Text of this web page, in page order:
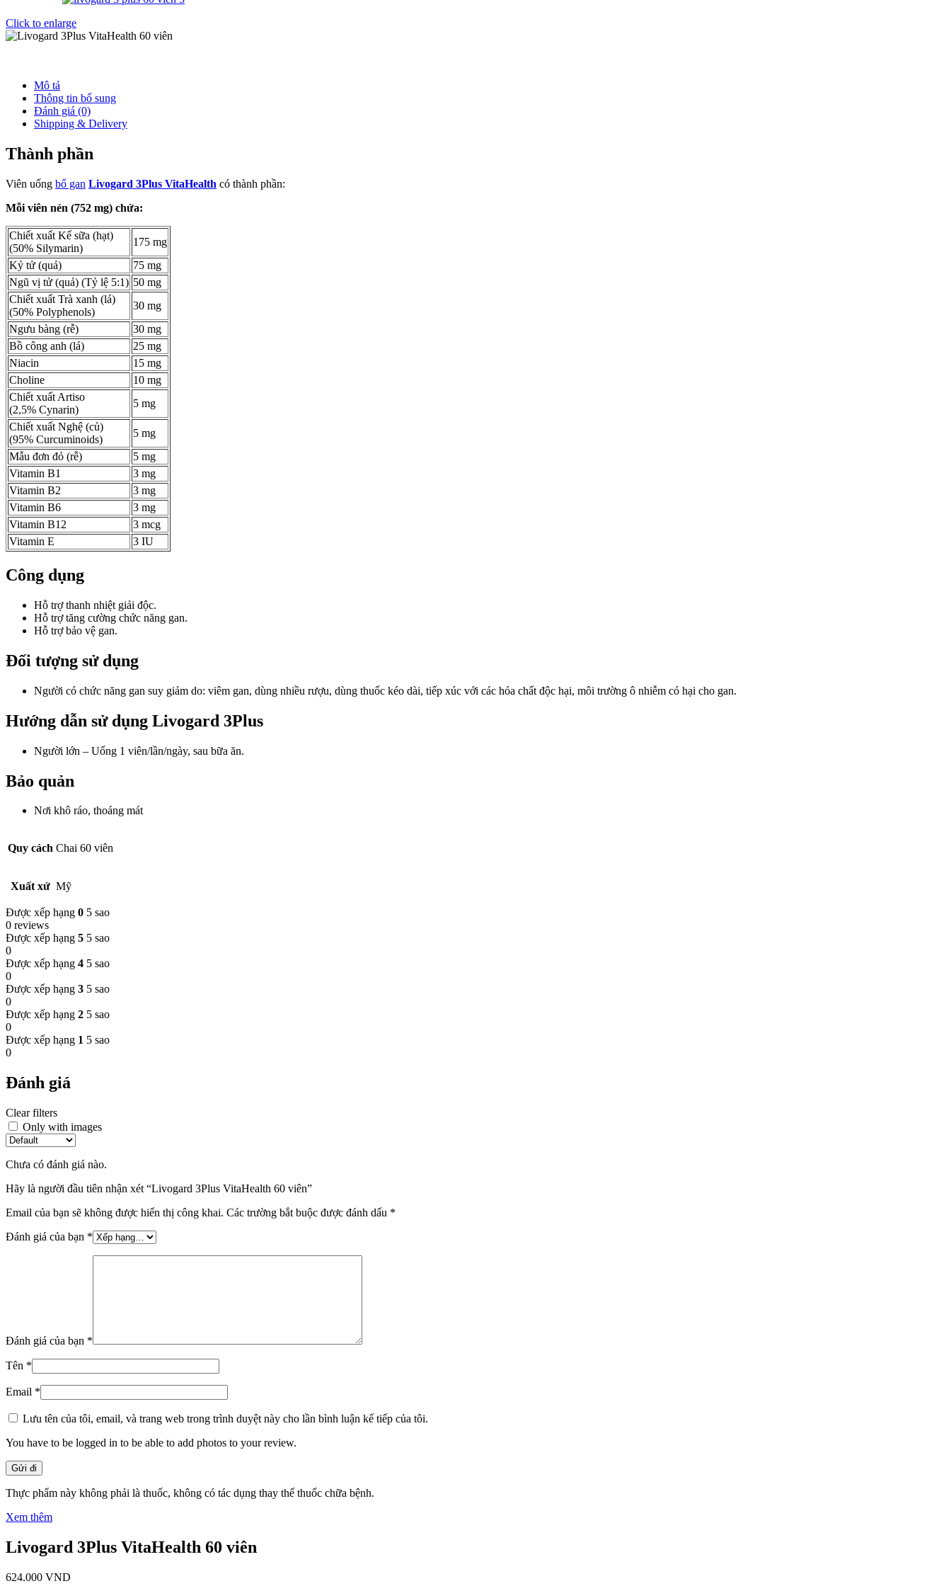
Click to enlarge
Mô tả
Thông tin bổ sung
Đánh giá (0)
Shipping & Delivery
Thành phần
Viên uống bổ gan Livogard 3Plus VitaHealth có thành phần:
Mỗi viên nén (752 mg) chứa:
Chiết xuất Kế sữa (hạt)
(50% Silymarin)
175 mg
Kỷ tử (quả)
75 mg
Ngũ vị tử (quả) (Tỷ lệ 5:1) 50 mg
Chiết xuất Trà xanh (lá)
(50% Polyphenols)
30 mg
Ngưu bàng (rễ)
30 mg
Bồ công anh (lá)
25 mg
Niacin
15 mg
Choline
10 mg
Chiết xuất Artiso
(2,5% Cynarin)
5 mg
Chiết xuất Nghệ (củ)
(95% Curcuminoids)
5 mg
M­ẫu đơn đỏ (rễ)
5 mg
Vitamin B1
3 mg
Vitamin B2
3 mg
Vitamin B6
3 mg
Vitamin B12
3 mcg
Vitamin E
3 IU
Công dụng
Hỗ trợ thanh nhiệt giải độc.
Hỗ trợ tăng cường chức năng gan.
Hỗ trợ bảo vệ gan.
Đối tượng sử dụng
Người có chức năng gan suy giảm do: viêm gan, dùng nhiều rượu, dùng thuốc kéo dài, tiếp xúc với các hóa chất độc hại, môi trường ô nhiễm có hại cho gan.
Hướng dẫn sử dụng Livogard 3Plus
Người lớn – Uống 1 viên/lần/ngày, sau bữa ăn.
Bảo quản
Nơi khô ráo, thoáng mát
Quy cách Chai 60 viên
Xuất xứ Mỹ
Được xếp hạng 0 5 sao
0 reviews
Được xếp hạng 5 5 sao
0
Được xếp hạng 4 5 sao
0
Được xếp hạng 3 5 sao
0
Được xếp hạng 2 5 sao
0
Được xếp hạng 1 5 sao
0
Đánh giá
Clear filters
Only with images
Chưa có đánh giá nào.
Hãy là người đầu tiên nhận xét “Livogard 3Plus VitaHealth 60 viên”
Email của bạn sẽ không được hiển thị công khai. Các trường bắt buộc được đánh dấu *
Đánh giá của bạn *
Đánh giá của bạn *
Tên *
Email *
Lưu tên của tôi, email, và trang web trong trình duyệt này cho lần bình luận kế tiếp của tôi.
You have to be logged in to be able to add photos to your review.
Thực phẩm này không phải là thuốc, không có tác dụng thay thế thuốc chữa bệnh.
Xem thêm
Livogard 3Plus VitaHealth 60 viên
624.000 VND